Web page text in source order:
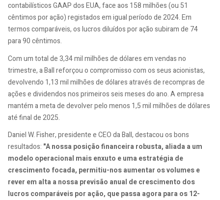
contabilísticos GAAP dos EUA, face aos 158 milhões (ou 51
cêntimos por ação) registados em igual período de 2024. Em
termos comparáveis, os lucros diluídos por ação subiram de 74
para 90 cêntimos.
Com um total de 3,34 mil milhões de dólares em vendas no
trimestre, a Ball reforçou o compromisso com os seus acionistas,
devolvendo 1,13 mil milhões de dólares através de recompras de
ações e dividendos nos primeiros seis meses do ano. A empresa
mantém a meta de devolver pelo menos 1,5 mil milhões de dólares
até final de 2025.
Daniel W. Fisher, presidente e CEO da Ball, destacou os bons
resultados: "A nossa posição financeira robusta, aliada a um
modelo operacional mais enxuto e uma estratégia de
crescimento focada, permitiu-nos aumentar os volumes e
rever em alta a nossa previsão anual de crescimento dos
lucros comparáveis por ação, que passa agora para os 12-